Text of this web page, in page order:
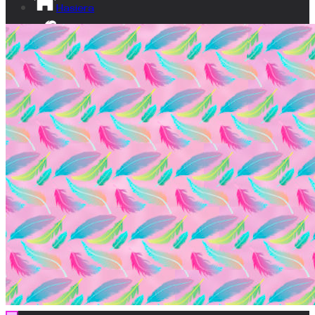
Hasiera
Izan lumatxo!
Ikusgune
Bideoak
Dokumentala
Gardentasuna
Kontaktua
EU
ES